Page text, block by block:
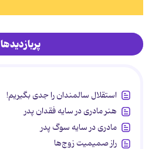
پربازدیدها
استقلال سالمندان را جدی بگیریم!
هنر مادری در سایه‌ فقدان پدر
مادری در سایه سوگ پدر
راز صمیمیت زوج‌ها